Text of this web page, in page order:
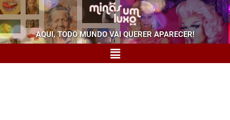
AQUI, TODO MUNDO VAI QUERER APARECER!